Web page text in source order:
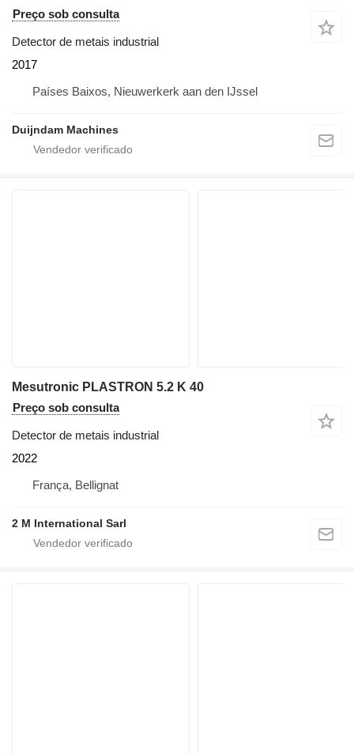
Preço sob consulta
Detector de metais industrial
2017
Países Baixos, Nieuwerkerk aan den IJssel
Duijndam Machines
Mesutronic PLASTRON 5.2 K 40
Preço sob consulta
Detector de metais industrial
2022
França, Bellignat
2 M International Sarl